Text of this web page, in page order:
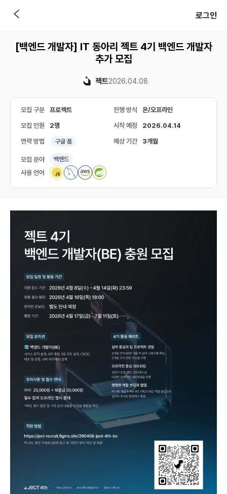
로그인
[백엔드 개발자] IT 동아리 젝트 4기 백엔드 개발자
추가 모집
젝트2026.04.08
모집 구분 프로젝트 진행 방식 온/오프라인
모집 인원 2명 시작 예정 2026.04.14
연락 방법 구글 폼 예상 기간 3개월
모집 분야 백엔드
사용 언어